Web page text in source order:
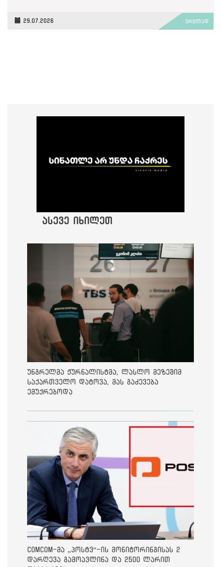
29.07.2026 ვრცლად
ასევე იხილეთ
უნგრელმა ჟურნალისტმა, ლასლო მეზეშიმ
საქართველო დატოვა, მას გაძევება
ემუქრებოდა
ComCom-მა „პოსტვ“-ის მონიტორინგისას 2
დარღევა გამოავლინა და 2500 ლარით